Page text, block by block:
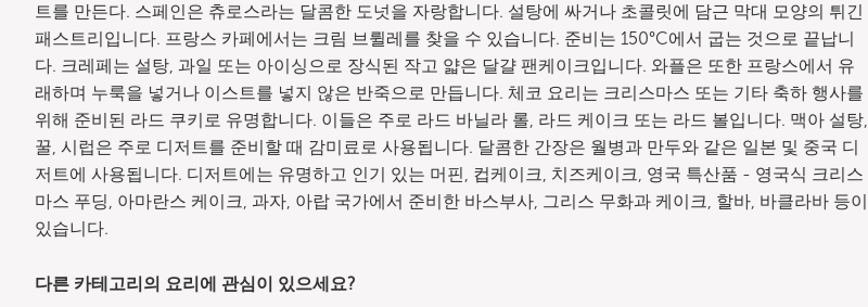
트를 만든다. 스페인은 츄로스라는 달콤한 도넛을 자랑합니다. 설탕에 싸거나 초콜릿에 담근 막대 모양의 튀긴
패스트리입니다. 프랑스 카페에서는 크림 브륄레를 찾을 수 있습니다. 준비는 150°C에서 굽는 것으로 끝납니
다. 크레페는 설탕, 과일 또는 아이싱으로 장식된 작고 얇은 달걀 팬케이크입니다. 와플은 또한 프랑스에서 유
래하며 누룩을 넣거나 이스트를 넣지 않은 반죽으로 만듭니다. 체코 요리는 크리스마스 또는 기타 축하 행사를
위해 준비된 라드 쿠키로 유명합니다. 이들은 주로 라드 바닐라 롤, 라드 케이크 또는 라드 볼입니다. 맥아 설탕,
꿀, 시럽은 주로 디저트를 준비할 때 감미료로 사용됩니다. 달콤한 간장은 월병과 만두와 같은 일본 및 중국 디
저트에 사용됩니다. 디저트에는 유명하고 인기 있는 머핀, 컵케이크, 치즈케이크, 영국 특산품 - 영국식 크리스
마스 푸딩, 아마란스 케이크, 과자, 아랍 국가에서 준비한 바스부사, 그리스 무화과 케이크, 할바, 바클라바 등이
있습니다.
다른 카테고리의 요리에 관심이 있으세요?